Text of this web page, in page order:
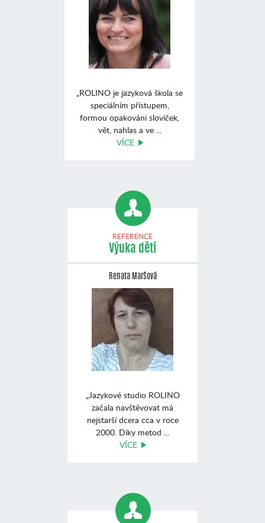
„ROLINO je jazyková škola se
speciálním přístupem,
formou opakováni slovíček,
vět, nahlas a ve ...
VÍCE
REFERENCE
Výuka dětí
Renata Maršová
„Jazykové studio ROLINO
začala navštěvovat má
nejstarší dcera cca v roce
2000. Díky metod ...
VÍCE